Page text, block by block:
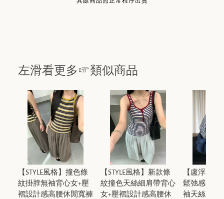
左滑看更多☞類似商品
【STYLE風格】撞色條
紋掛脖無袖背心女+壓
褶設計感高腰休閒寬褲
【STYLE風格】新款條
紋撞色天絲細肩帶背心
女+壓褶設計感高腰休
【盧浮Sei
鬆弛感圓領
袖天絲T恤